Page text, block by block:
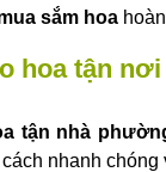
sắm hoa
hoa tận
tận nhà
nhanh chóng